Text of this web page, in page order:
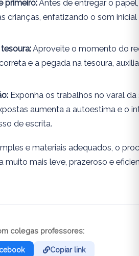
primeiro:Antes de entregar o
crianças, enfatizando o som
Aproveite o momento do
e a pegada na tesoura,
Exponha os trabalhos no varal da
aumenta a autoestima e o
de escrita.
e materiais adequados, o
muito mais leve, prazeroso e
colegas professores:
Copiar link